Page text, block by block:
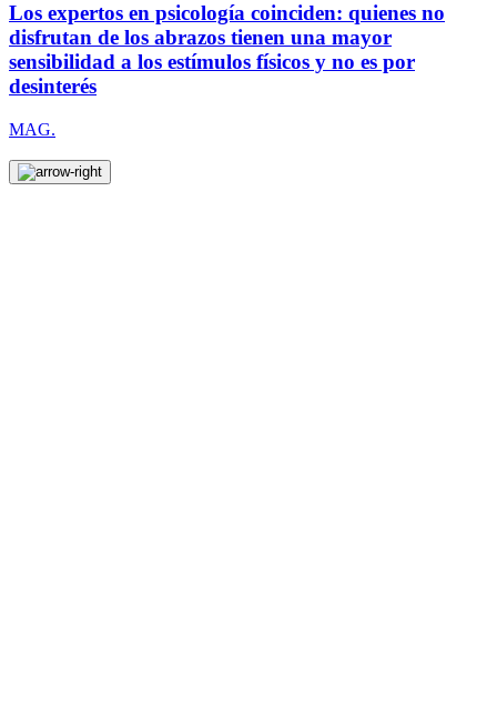
Los expertos en psicología coinciden: quienes no
disfrutan de los abrazos tienen una mayor
sensibilidad a los estímulos físicos y no es por
desinterés
MAG.